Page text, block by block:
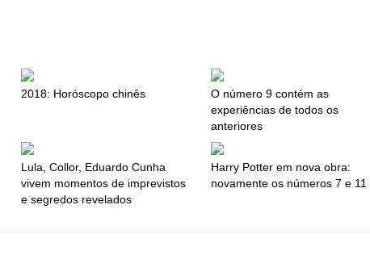
2018: Horóscopo chinês
O número 9 contém as
experiências de todos os
anteriores
Lula, Collor, Eduardo Cunha
vivem momentos de imprevistos
e segredos revelados
Harry Potter em nova obra:
novamente os números 7 e 11